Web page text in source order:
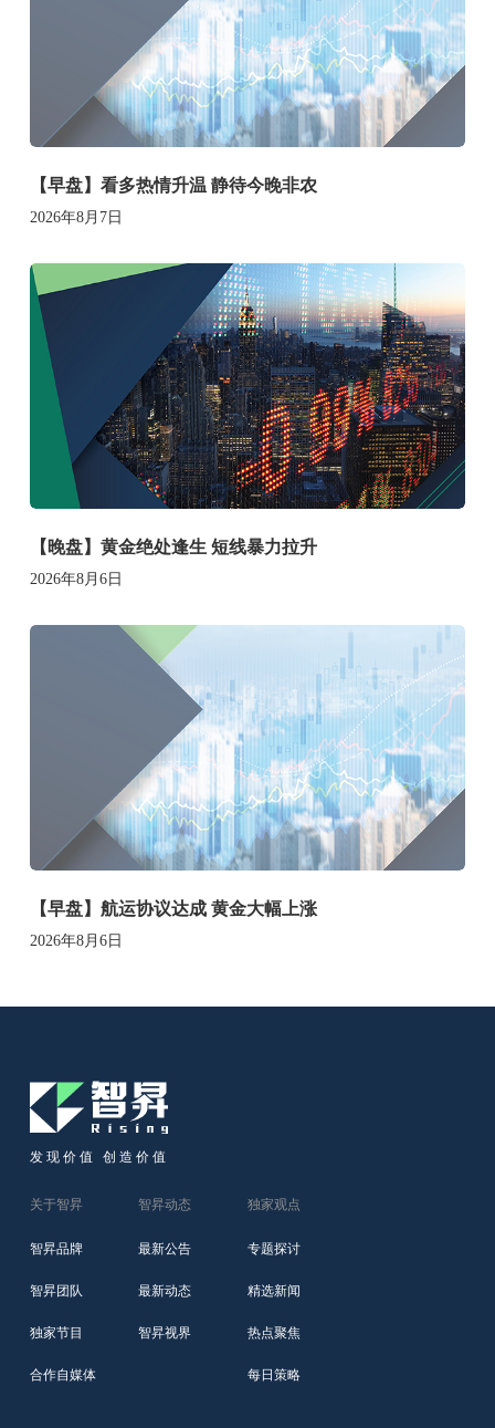
【早盘】看多热情升温 静待今晚非农
2026年8月7日
【晚盘】黄金绝处逢生 短线暴力拉升
2026年8月6日
【早盘】航运协议达成 黄金大幅上涨
2026年8月6日
发现价值 创造价值
关于智昇
智昇品牌
智昇团队
独家节目
合作自媒体
智昇动态
最新公告
最新动态
智昇视界
独家观点
专题探讨
精选新闻
热点聚焦
每日策略